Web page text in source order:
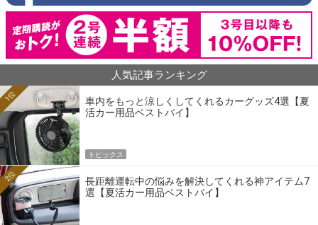
人気記事ランキング
車内をもっと涼しくしてくれるカーグッズ4選【夏
活カー用品ベストバイ】
1位
トピックス
長距離運転中の悩みを解決してくれる神アイテム7
選【夏活カー用品ベストバイ】
2位